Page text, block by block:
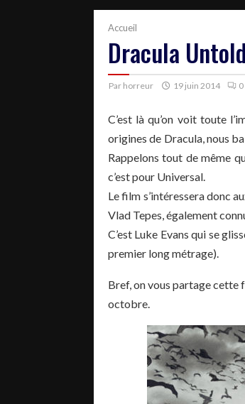
Accueil
Dracula
Par horreur 19 juin 2014 0
C’est là qu’on voit toute
origines de Dracula, nous
Rappelons tout de même
c’est pour Universal.
Le film s’intéressera donc
Vlad Tepes, également
C’est Luke Evans qui se
premier long métrage).
Bref, on vous partage cette
octobre.